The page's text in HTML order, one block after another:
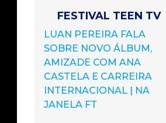
FESTIVAL TEEN TV
LUAN PEREIRA FALA
SOBRE NOVO ÁLBUM,
AMIZADE COM ANA
CASTELA E CARREIRA
INTERNACIONAL | NA
JANELA FT